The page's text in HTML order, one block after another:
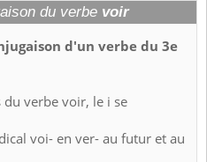
du verbe voir
d'un verbe du 3e
verbe voir, le i se
voi- en ver- au futur et au